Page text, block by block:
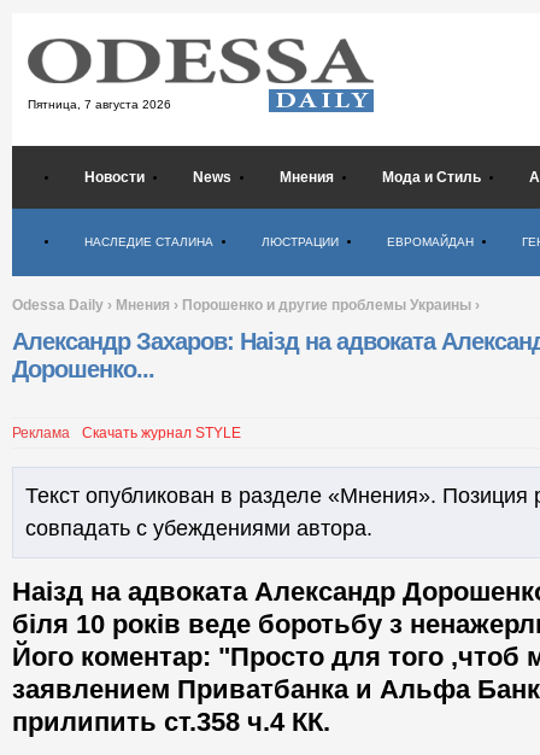
Пятница, 7 августа 2026
Новости News Мнения Мода и Стиль
НАСЛЕДИЕ СТАЛИНА ЛЮСТРАЦИИ ЕВРОМАЙДАН
Odessa Daily › Мнения › Порошенко и другие проблемы Украины ›
Александр Захаров: Наізд на адвоката
Дорошенко...
Реклама Скачать журнал STYLE
Текст опубликован в разделе «Мнения». Позиция
совпадать с убеждениями автора.
Наізд на адвоката Александр
біля 10 років веде боротьбу з
Його коментар: "Просто для того ,чтоб
заявлением Приватбанка и Альфа
прилипить ст.358 ч.4 КК.